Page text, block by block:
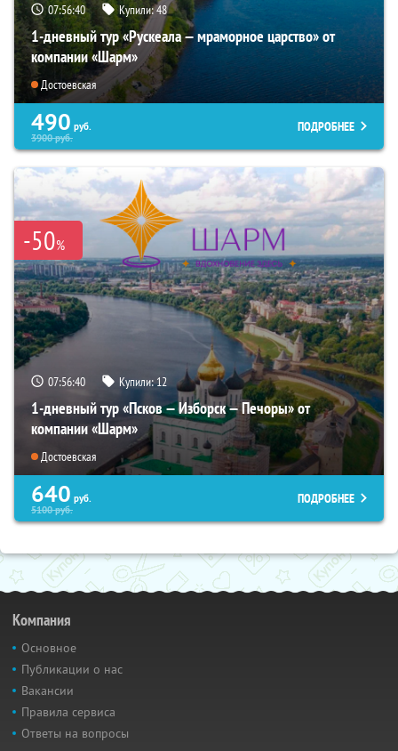
07:56:39 Купили:48
1-дневный тур «Рускеала — мраморное царство» от
компании «Шарм»
Достоевская
490 руб.
3900руб.
ПОДРОБНЕЕ
-50%
07:56:39 Купили:12
1-дневный тур «Псков — Изборск — Печоры» от
компании «Шарм»
Достоевская
640 руб.
5100руб.
ПОДРОБНЕЕ
Компания
Основное
Публикации о нас
Вакансии
Правила сервиса
Ответы на вопросы